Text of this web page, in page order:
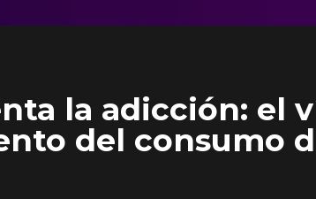
la adicción: el
del consumo